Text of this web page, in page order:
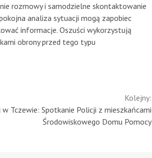
rozmowy i samodzielne skontaktowanie
analiza sytuacji mogą zapobiec
informacje. Oszuści wykorzystują
obrony przed tego typu
Kolejny:
w Tczewie: Spotkanie Policji z mieszkańcami
Środowiskowego Domu Pomocy